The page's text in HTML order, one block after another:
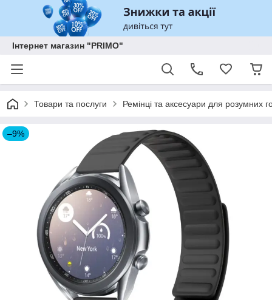
Інтернет магазин "PRIMO"
Товари та послуги Ремінці та аксесуари для розумних
–9%